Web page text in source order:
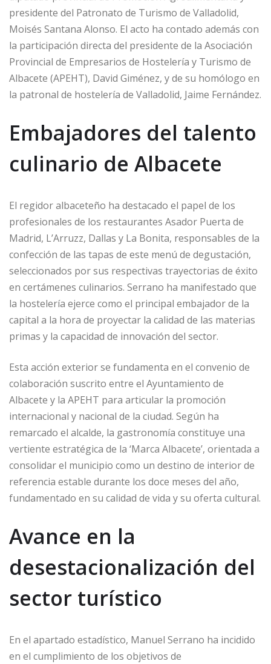
presidente del Patronato de Turismo de Valladolid,
Moisés Santana Alonso. El acto ha contado además con
la participación directa del presidente de la Asociación
Provincial de Empresarios de Hostelería y Turismo de
Albacete (APEHT), David Giménez, y de su homólogo en
la patronal de hostelería de Valladolid, Jaime Fernández.
Embajadores del talento
culinario de Albacete
El regidor albaceteño ha destacado el papel de los
profesionales de los restaurantes Asador Puerta de
Madrid, L’Arruzz, Dallas y La Bonita, responsables de la
confección de las tapas de este menú de degustación,
seleccionados por sus respectivas trayectorias de éxito
en certámenes culinarios. Serrano ha manifestado que
la hostelería ejerce como el principal embajador de la
capital a la hora de proyectar la calidad de las materias
primas y la capacidad de innovación del sector.
Esta acción exterior se fundamenta en el convenio de
colaboración suscrito entre el Ayuntamiento de
Albacete y la APEHT para articular la promoción
internacional y nacional de la ciudad. Según ha
remarcado el alcalde, la gastronomía constituye una
vertiente estratégica de la ‘Marca Albacete’, orientada a
consolidar el municipio como un destino de interior de
referencia estable durante los doce meses del año,
fundamentado en su calidad de vida y su oferta cultural.
Avance en la
desestacionalización del
sector turístico
En el apartado estadístico, Manuel Serrano ha incidido
en el cumplimiento de los objetivos de